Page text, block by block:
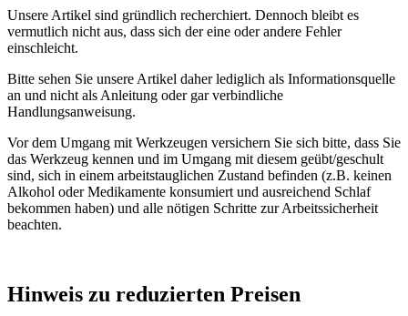
Unsere Artikel sind gründlich recherchiert. Dennoch bleibt es
vermutlich nicht aus, dass sich der eine oder andere Fehler
einschleicht.
Bitte sehen Sie unsere Artikel daher lediglich als Informationsquelle
an und nicht als Anleitung oder gar verbindliche
Handlungsanweisung.
Vor dem Umgang mit Werkzeugen versichern Sie sich bitte, dass Sie
das Werkzeug kennen und im Umgang mit diesem geübt/geschult
sind, sich in einem arbeitstauglichen Zustand befinden (z.B. keinen
Alkohol oder Medikamente konsumiert und ausreichend Schlaf
bekommen haben) und alle nötigen Schritte zur Arbeitssicherheit
beachten.
Hinweis zu reduzierten Preisen